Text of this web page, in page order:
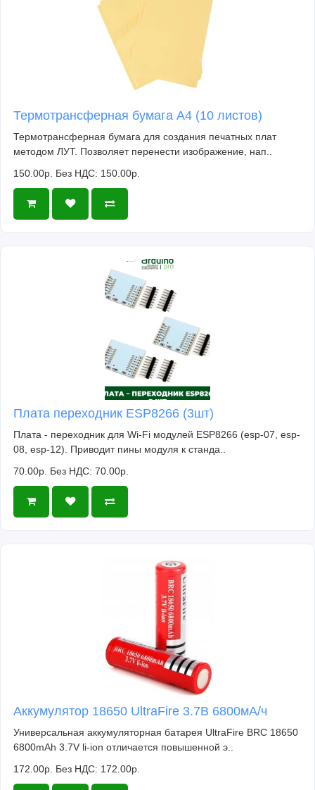
Термотрансферная бумага А4 (10 листов)
Термотрансферная бумага для создания печатных плат
методом ЛУТ. Позволяет перенести изображение, нап..
150.00р. Без НДС: 150.00р.
Плата переходник ESP8266 (3шт)
Плата - переходник для Wi-Fi модулей ESP8266 (esp-07, esp-
08, esp-12). Приводит пины модуля к станда..
70.00р. Без НДС: 70.00р.
Аккумулятор 18650 UltraFire 3.7В 6800мА/ч
Универсальная аккумуляторная батарея UltraFire BRC 18650
6800mAh 3.7V li-ion отличается повышенной э..
172.00р. Без НДС: 172.00р.